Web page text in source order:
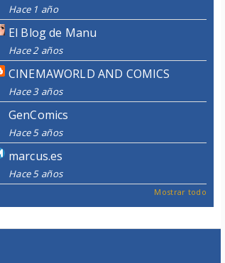
Hace 1 año
El Blog de Manu
Hace 2 años
CINEMAWORLD AND COMICS
Hace 3 años
GenComics
Hace 5 años
marcus.es
Hace 5 años
Mostrar todo